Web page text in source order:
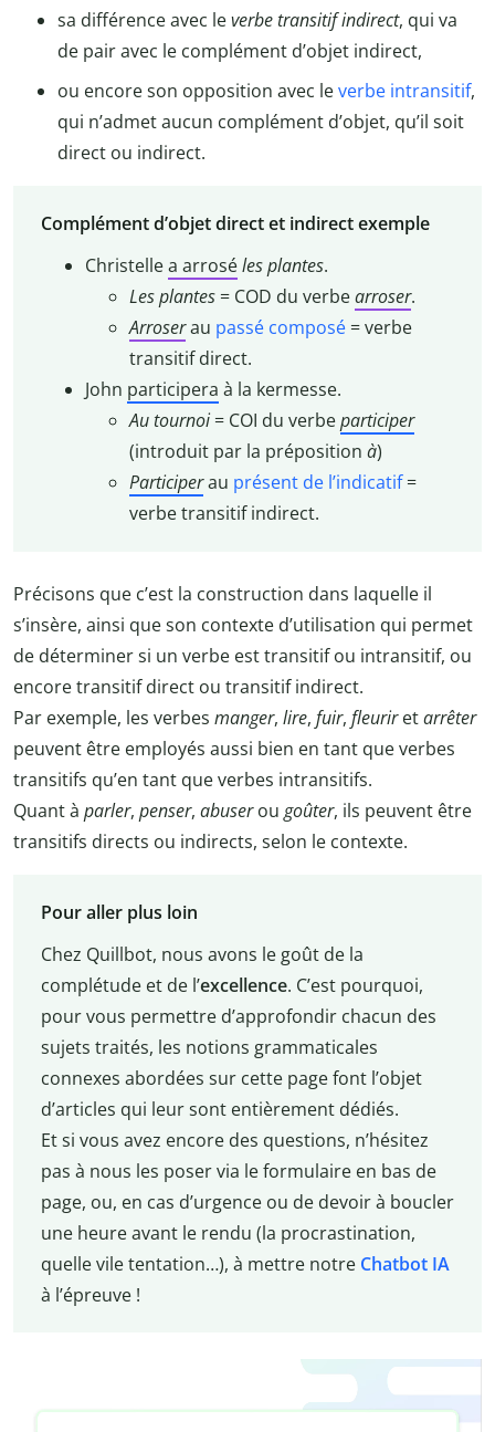
sa différence avec leverbe transitif indirect, qui va
de pair avec le complément d’objet indirect,
ou encore son opposition avec leverbe intransitif,
qui n’admet aucun complément d’objet, qu’il soit
direct ou indirect.
Complément d’objet direct et indirect exemple
Christellea arroséles plantes.
Les plantes= COD du verbearroser.
Arroserau passé composé= verbe
transitif direct.
John participera à la kermesse.
Au tournoi= COI du verbeparticiper
(introduit par la préposition à)
Participerau présent de l’indicatif=
verbe transitif indirect.
Précisons que c’est la construction dans laquelle il
s’insère, ainsi que son contexte d’utilisation qui permet
de déterminer si un verbe est transitif ou intransitif, ou
encore transitif direct ou transitif indirect.
Par exemple, les verbes manger, lire, fuir, fleuriretarrêter
peuvent être employés aussi bien en tant que verbes
transitifs qu’en tant que verbes intransitifs.
Quant à parler, penser, abuserou goûter, ils peuvent être
transitifs directs ou indirects, selon le contexte.
Pour aller plus loin
Chez Quillbot, nous avons le goût de la
complétude et de l’excellence. C’est pourquoi,
pour vous permettre d’approfondir chacun des
sujets traités, les notions grammaticales
connexes abordées sur cette page font l’objet
d’articles qui leur sont entièrement dédiés.
Et si vous avez encore des questions, n’hésitez
pas à nous les poser via le formulaire en bas de
page, ou, en cas d’urgence ou de devoir à boucler
une heure avant le rendu (la procrastination,
quelle vile tentation…), à mettre notre Chatbot IA
à l’épreuve !